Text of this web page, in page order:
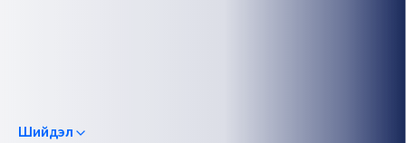
Шийдэл